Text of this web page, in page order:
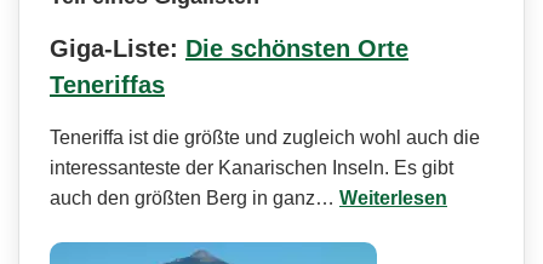
Giga-Liste: Die schönsten Orte
Teneriffas
Teneriffa ist die größte und zugleich wohl auch die
interessanteste der Kanarischen Inseln. Es gibt
auch den größten Berg in ganz… Weiterlesen